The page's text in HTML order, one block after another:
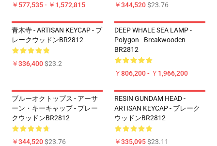
￥577,535 - ￥1,572,815 ￥344,520$23.76
青木寺 - ARTISAN KEYCAP - ブ
レークウッドンBR2812
￥336,400$23.2
DEEP WHALE SEA LAMP -
Polygon - Breakwooden
BR2812
￥806,200 - ￥1,966,200
ブルーオクトップス - アーサ
ーン・キーキャップ - ブレー
クウッドンBR2812
￥344,520$23.76
RESIN GUNDAM HEAD -
ARTISAN KEYCAP - ブレーク
ウッドンBR2812
￥335,095$23.11